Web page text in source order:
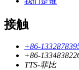
接触
+86-
+86-
TTS-菲比